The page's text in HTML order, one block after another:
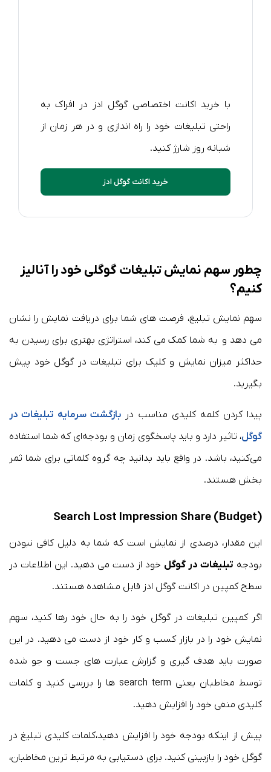
با خرید اکانت اختصاصی گوگل ادز در افراک به
راحتی تبلیغات خود را راه اندازی و در هر زمان از
شبانه روز شارژ کنید.
خرید اکانت گوگل ادز
چطور سهم نمایش تبلیغات گوگلی خود را آنالیز
کنیم؟
سهم نمایش تبلیغ، فرصت های شما برای دریافت نمایش را نشان
می دهد و به شما کمک می کند، استراتژی بهتری برای رسیدن به
حداکثر میزان نمایش و کلیک برای تبلیغات در گوگل خود پیش
بگیرید.
پیدا کردن کلمه کلیدی مناسب در بازگشت سرمایه تبلیغات در
گوگل، تاثیر دارد و باید پاسخگوی زمان و بودجه‌ای که شما استفاده
می‌کنید، باشد. در واقع باید بدانید چه گروه کلماتی برای شما ثمر
بخش هستند.
Search Lost Impression Share (Budget)
این مقدار، درصدی از نمایش است که شما به دلیل کافی نبودن
بودجه تبلیغات در گوگل خود از دست می دهید. این اطلاعات در
سطح کمپین در اکانت گوگل ادز قابل مشاهده هستند.
اگر کمپین تبلیغات در گوگل خود را به حال خود رها کنید، سهم
نمایش خود را در بازار کسب و کار خود از دست می دهید. در این
صورت باید هدف گیری و گزارش عبارت های جست و جو شده
توسط مخاطبان یعنی search term ها را بررسی کنید و کلمات
کلیدی منفی خود را افزایش دهید.
پیش از اینکه بودجه خود را افزایش دهید،‌کلمات کلیدی تبلیغ در
گوگل خود را بازبینی کنید. برای دستیابی به مرتبط ترین مخاطبان،